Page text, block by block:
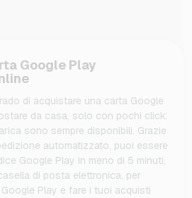
Google Play
di acquistare una carta Google
da casa, solo con pochi click:
sono sempre disponibili. Grazie
automatizzato, puoi essere
Google Play in meno di 5 minuti,
di posta elettronica, per
Play e fare i tuoi acquisti